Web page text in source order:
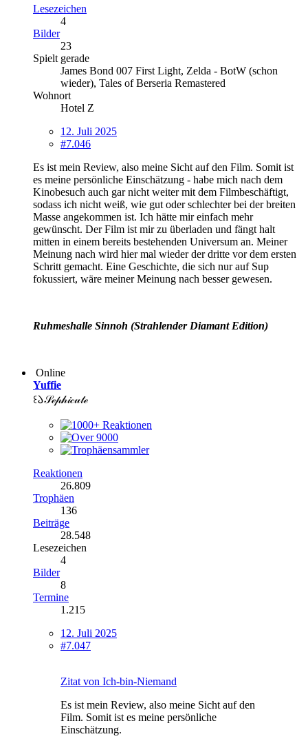
Lesezeichen
4
Bilder
23
Spielt gerade
James Bond 007 First Light, Zelda - BotW (schon
wieder), Tales of Berseria Remastered
Wohnort
Hotel Z
12. Juli 2025
#7.046
Es ist mein Review, also meine Sicht auf den Film. Somit ist
es meine persönliche Einschätzung - habe mich nach dem
Kinobesuch auch gar nicht weiter mit dem Filmbeschäftigt,
sodass ich nicht weiß, wie gut oder schlechter bei der breiten
Masse angekommen ist. Ich hätte mir einfach mehr
gewünscht. Der Film ist mir zu überladen und fängt halt
mitten in einem bereits bestehenden Universum an. Meiner
Meinung nach wird hier mal wieder der dritte vor dem ersten
Schritt gemacht. Eine Geschichte, die sich nur auf Sup
fokussiert, wäre meiner Meinung nach besser gewesen.
Ruhmeshalle Sinnoh (Strahlender Diamant Edition)
Online
Yuffie
꒰𑁬𝒮ℯ𝓅𝒽𝒾𝒸𝓊𝓉ℯ
Reaktionen
26.809
Trophäen
136
Beiträge
28.548
Lesezeichen
4
Bilder
8
Termine
1.215
12. Juli 2025
#7.047
Zitat von Ich-bin-Niemand
Es ist mein Review, also meine Sicht auf den
Film. Somit ist es meine persönliche
Einschätzung.